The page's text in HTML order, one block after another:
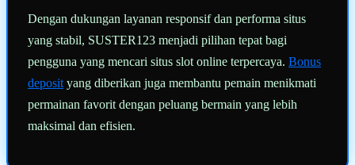
Dengan dukungan layanan responsif dan performa situs
yang stabil, SUSTER123 menjadi pilihan tepat bagi
pengguna yang mencari situs slot online terpercaya. Bonus
deposit yang diberikan juga membantu pemain menikmati
permainan favorit dengan peluang bermain yang lebih
maksimal dan efisien.